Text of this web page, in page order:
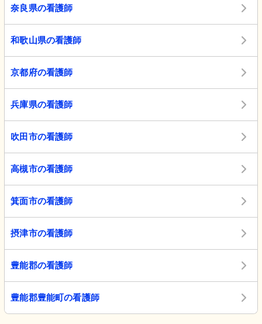
奈良県の看護師
和歌山県の看護師
京都府の看護師
兵庫県の看護師
吹田市の看護師
高槻市の看護師
箕面市の看護師
摂津市の看護師
豊能郡の看護師
豊能郡豊能町の看護師